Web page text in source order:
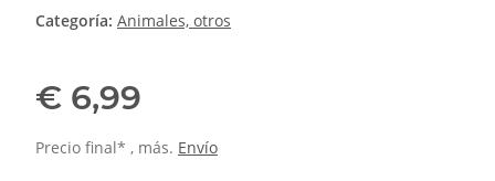
Categoría: Animales, otros
€ 6,99
Precio final* , más. Envío